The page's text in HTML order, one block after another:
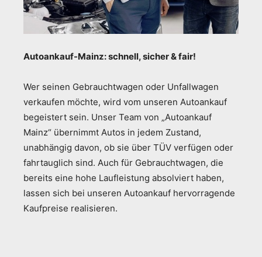
Autoankauf-Mainz: schnell, sicher & fair!
Wer seinen Gebrauchtwagen oder Unfallwagen
verkaufen möchte, wird vom unseren Autoankauf
begeistert sein. Unser Team von „Autoankauf
Mainz“ übernimmt Autos in jedem Zustand,
unabhängig davon, ob sie über TÜV verfügen oder
fahrtauglich sind. Auch für Gebrauchtwagen, die
bereits eine hohe Laufleistung absolviert haben,
lassen sich bei unseren Autoankauf hervorragende
Kaufpreise realisieren.